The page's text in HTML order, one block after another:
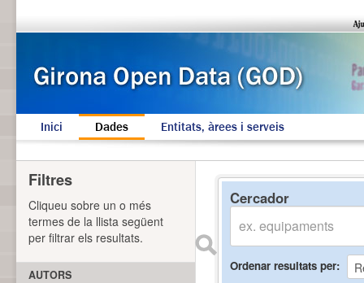
Inici Dades Entitats, àrees i serveis
Cercador
Ordenar resultats per
Filtres
Cliqueu sobre un o més
termes de la llista següent
per filtrar els resultats.
AUTORS